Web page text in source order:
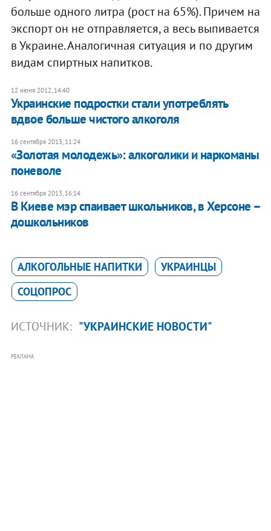
больше одного литра (рост на 65%). Причем на
экспорт он не отправляется, а весь выпивается
в Украине. Аналогичная ситуация и по другим
видам спиртных напитков.
12 июня 2012, 14:40
Украинские подростки стали употреблять
вдвое больше чистого алкоголя
16 сентября 2013, 11:24
«Золотая молодежь»: алкоголики и наркоманы
поневоле
16 сентября 2013, 16:14
В Киеве мэр спаивает школьников, в Херсоне –
дошкольников
АЛКОГОЛЬНЫЕ НАПИТКИ
УКРАИНЦЫ
СОЦОПРОС
ИСТОЧНИК: "УКРАИНСКИЕ НОВОСТИ"
РЕКЛАМА